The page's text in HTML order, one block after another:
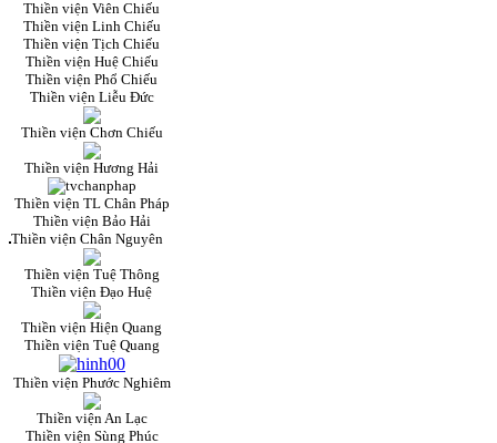
Thiền viện Viên Chiếu
Thiền viện Linh Chiếu
Thiền viện Tịch Chiếu
Thiền viện Huệ Chiếu
Thiền viện Phổ Chiếu
Thiền viện Liễu Đức
Thiền viện Chơn Chiếu
Thiền viện Hương Hải
Thiền viện TL Chân Pháp
Thiền viện Bảo Hải
Thiền viện Chân Nguyên
Thiền viện Tuệ Thông
Thiền viện Đạo Huệ
Thiền viện Hiện Quang
Thiền viện Tuệ Quang
Thiền viện Phước Nghiêm
Thiền viện An Lạc
Thiền viện Sùng Phúc